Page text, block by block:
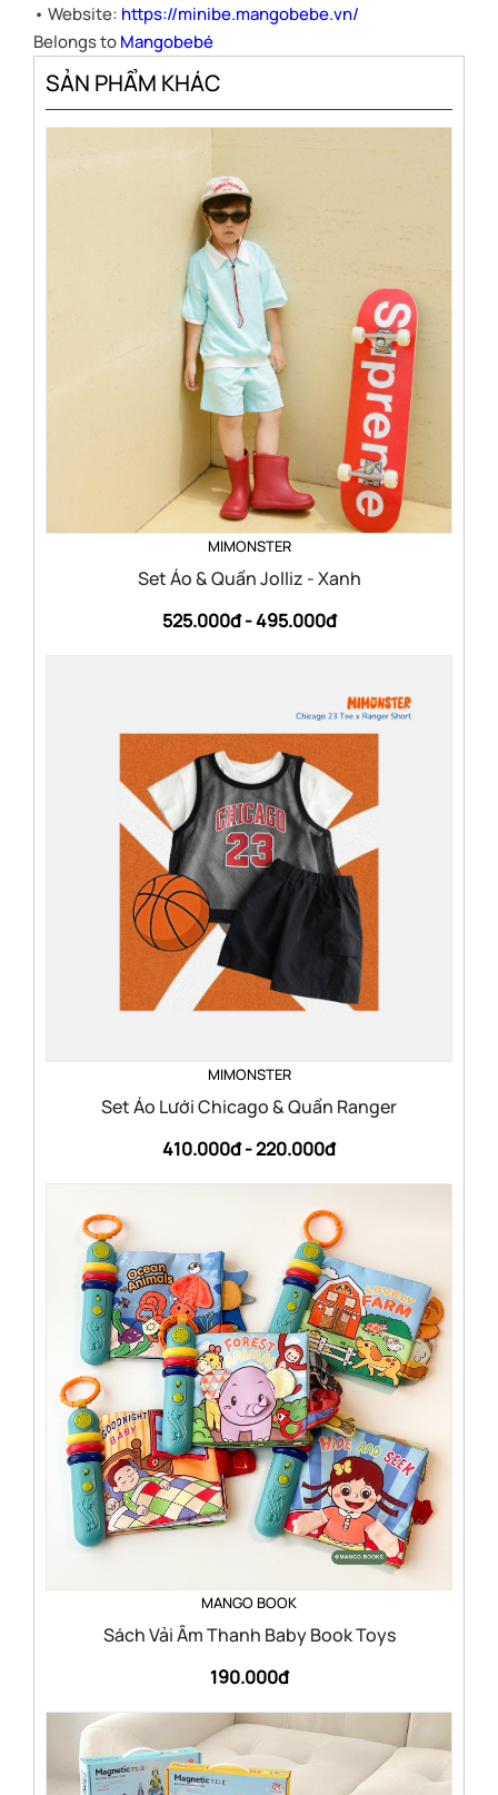
• Website: https://minibe.mangobebe.vn/
Belongs toMangobebé
SẢN PHẨM KHÁC
MIMONSTER
Set Áo & Quần Jolliz - Xanh
525.000đ -495.000đ
MIMONSTER
Set Áo Lưới Chicago & Quần Ranger
410.000đ -220.000đ
MANGO BOOK
Sách Vải Âm Thanh Baby Book Toys
190.000đ